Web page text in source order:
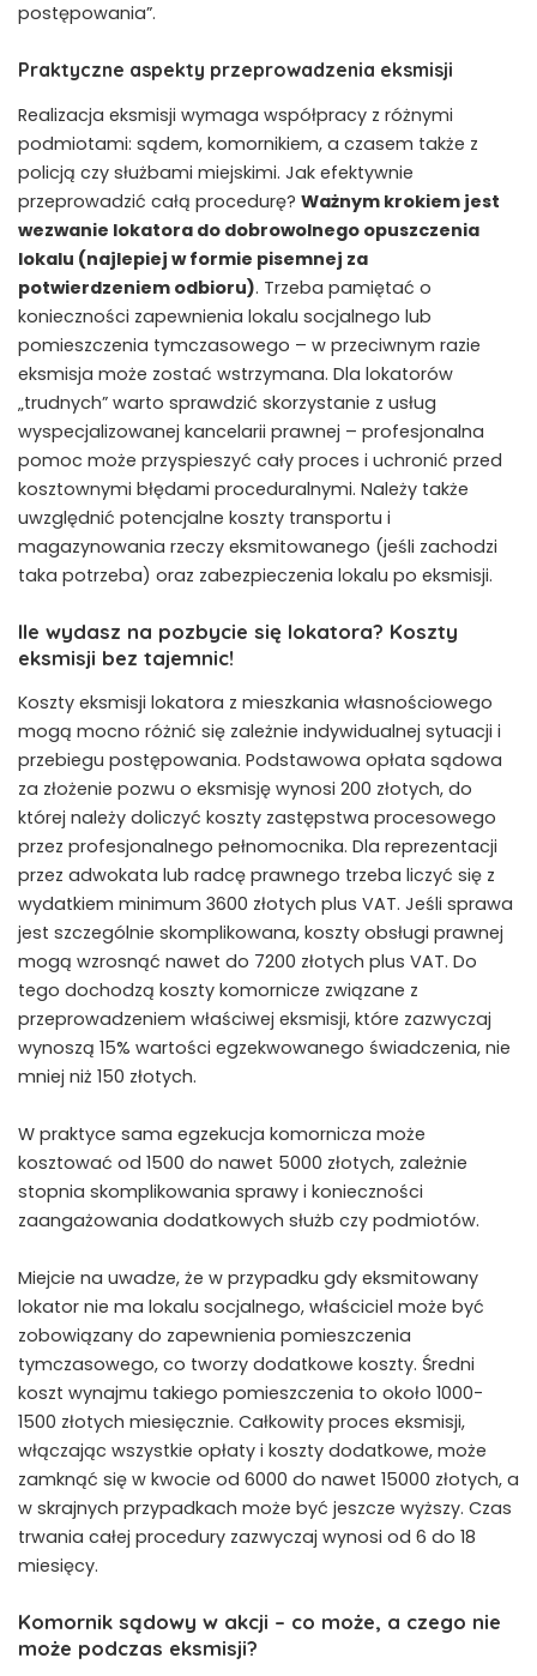
postępowania”.
Praktyczne aspekty przeprowadzenia eksmisji
Realizacja eksmisji wymaga współpracy z różnymi
podmiotami: sądem, komornikiem, a czasem także z
policją czy służbami miejskimi. Jak efektywnie
przeprowadzić całą procedurę? Ważnym krokiem jest
wezwanie lokatora do dobrowolnego opuszczenia
lokalu (najlepiej w formie pisemnej za
potwierdzeniem odbioru). Trzeba pamiętać o
konieczności zapewnienia lokalu socjalnego lub
pomieszczenia tymczasowego – w przeciwnym razie
eksmisja może zostać wstrzymana. Dla lokatorów
„trudnych” warto sprawdzić skorzystanie z usług
wyspecjalizowanej kancelarii prawnej – profesjonalna
pomoc może przyspieszyć cały proces i uchronić przed
kosztownymi błędami proceduralnymi. Należy także
uwzględnić potencjalne koszty transportu i
magazynowania rzeczy eksmitowanego (jeśli zachodzi
taka potrzeba) oraz zabezpieczenia lokalu po eksmisji.
Ile wydasz na pozbycie się lokatora? Koszty
eksmisji bez tajemnic!
Koszty eksmisji lokatora z mieszkania własnościowego
mogą mocno różnić się zależnie indywidualnej sytuacji i
przebiegu postępowania. Podstawowa opłata sądowa
za złożenie pozwu o eksmisję wynosi 200 złotych, do
której należy doliczyć koszty zastępstwa procesowego
przez profesjonalnego pełnomocnika. Dla reprezentacji
przez adwokata lub radcę prawnego trzeba liczyć się z
wydatkiem minimum 3600 złotych plus VAT. Jeśli sprawa
jest szczególnie skomplikowana, koszty obsługi prawnej
mogą wzrosnąć nawet do 7200 złotych plus VAT. Do
tego dochodzą koszty komornicze związane z
przeprowadzeniem właściwej eksmisji, które zazwyczaj
wynoszą 15% wartości egzekwowanego świadczenia, nie
mniej niż 150 złotych.
W praktyce sama egzekucja komornicza może
kosztować od 1500 do nawet 5000 złotych, zależnie
stopnia skomplikowania sprawy i konieczności
zaangażowania dodatkowych służb czy podmiotów.
Miejcie na uwadze, że w przypadku gdy eksmitowany
lokator nie ma lokalu socjalnego, właściciel może być
zobowiązany do zapewnienia pomieszczenia
tymczasowego, co tworzy dodatkowe koszty. Średni
koszt wynajmu takiego pomieszczenia to około 1000-
1500 złotych miesięcznie. Całkowity proces eksmisji,
włączając wszystkie opłaty i koszty dodatkowe, może
zamknąć się w kwocie od 6000 do nawet 15000 złotych, a
w skrajnych przypadkach może być jeszcze wyższy. Czas
trwania całej procedury zazwyczaj wynosi od 6 do 18
miesięcy.
Komornik sądowy w akcji – co może, a czego nie
może podczas eksmisji?